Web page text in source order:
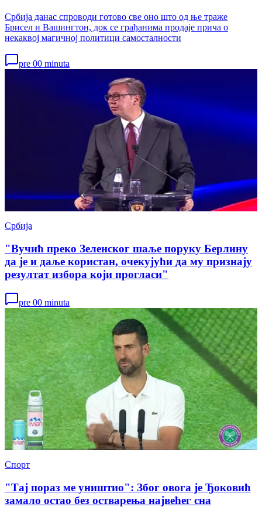
Србија данас спроводи готово све оно што од ње траже
Брисел и Вашингтон, док се грађанима продаје прича о
некаквој магичној политици самосталности
pre 00 minuta
Србија
"Вучић преко Зеленског шаље поруку Берлину
да је и даље користан, очекујући да му признају
резултат избора који прогласи"
pre 00 minuta
Спорт
"Тај пораз ме уништио": Због овога је Ђоковић
замало остао без остварења највећег сна